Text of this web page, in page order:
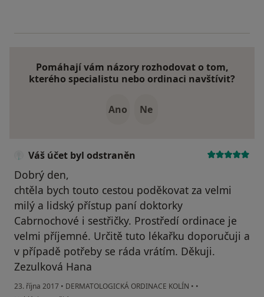
Pomáhají vám názory rozhodovat o tom,
kterého specialistu nebo ordinaci navštívit?
Ano Ne
Váš účet byl odstraněn
Dobrý den,
chtěla bych touto cestou poděkovat za velmi
milý a lidský přístup paní doktorky
Cabrnochové i sestřičky. Prostředí ordinace je
velmi příjemné. Určitě tuto lékařku doporučuji a
v případě potřeby se ráda vrátím. Děkuji.
Zezulková Hana
23. října 2017 • DERMATOLOGICKÁ ORDINACE KOLÍN • •